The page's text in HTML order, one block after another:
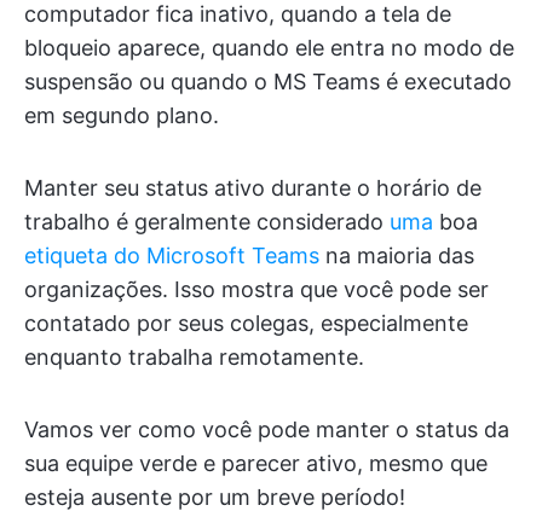
computador fica inativo, quando a tela de
bloqueio aparece, quando ele entra no modo de
suspensão ou quando o MS Teams é executado
em segundo plano.
Manter seu status ativo durante o horário de
trabalho é geralmente considerado uma boa
etiqueta do Microsoft Teams na maioria das
organizações. Isso mostra que você pode ser
contatado por seus colegas, especialmente
enquanto trabalha remotamente.
Vamos ver como você pode manter o status da
sua equipe verde e parecer ativo, mesmo que
esteja ausente por um breve período!